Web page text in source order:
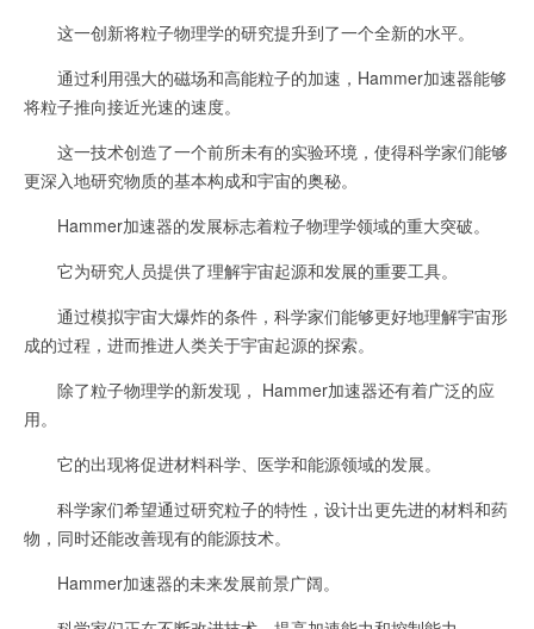
这一创新将粒子物理学的研究提升到了一个全新的水平。
通过利用强大的磁场和高能粒子的加速，Hammer加速器能够
将粒子推向接近光速的速度。
这一技术创造了一个前所未有的实验环境，使得科学家们能够
更深入地研究物质的基本构成和宇宙的奥秘。
Hammer加速器的发展标志着粒子物理学领域的重大突破。
它为研究人员提供了理解宇宙起源和发展的重要工具。
通过模拟宇宙大爆炸的条件，科学家们能够更好地理解宇宙形
成的过程，进而推进人类关于宇宙起源的探索。
除了粒子物理学的新发现， Hammer加速器还有着广泛的应
用。
它的出现将促进材料科学、医学和能源领域的发展。
科学家们希望通过研究粒子的特性，设计出更先进的材料和药
物，同时还能改善现有的能源技术。
Hammer加速器的未来发展前景广阔。